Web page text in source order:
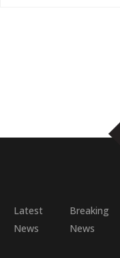
Latest
News
Breaking
News